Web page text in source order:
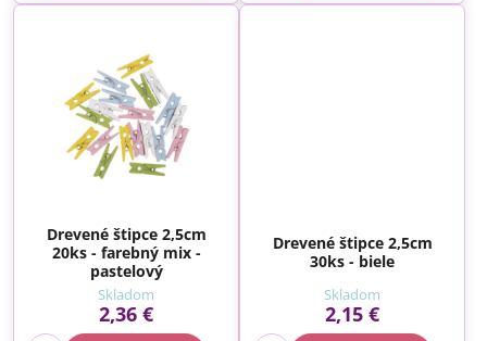
Drevené štipce 2,5cm
20ks - farebný mix -
pastelový
Skladom
2,36 €
Drevené štipce 2,5cm
30ks - biele
Skladom
2,15 €